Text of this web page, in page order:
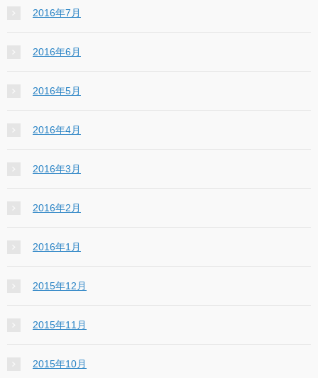
2016年7月
2016年6月
2016年5月
2016年4月
2016年3月
2016年2月
2016年1月
2015年12月
2015年11月
2015年10月